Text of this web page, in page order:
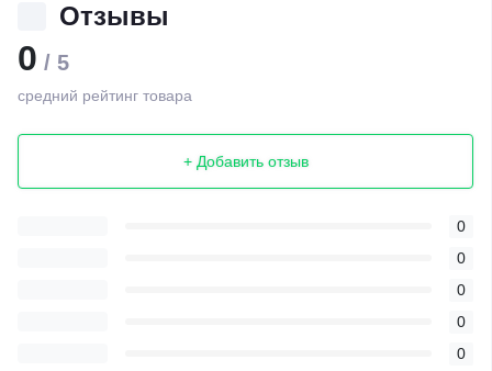
Отзывы
0 / 5
средний рейтинг товара
+ Добавить отзыв
0
0
0
0
0